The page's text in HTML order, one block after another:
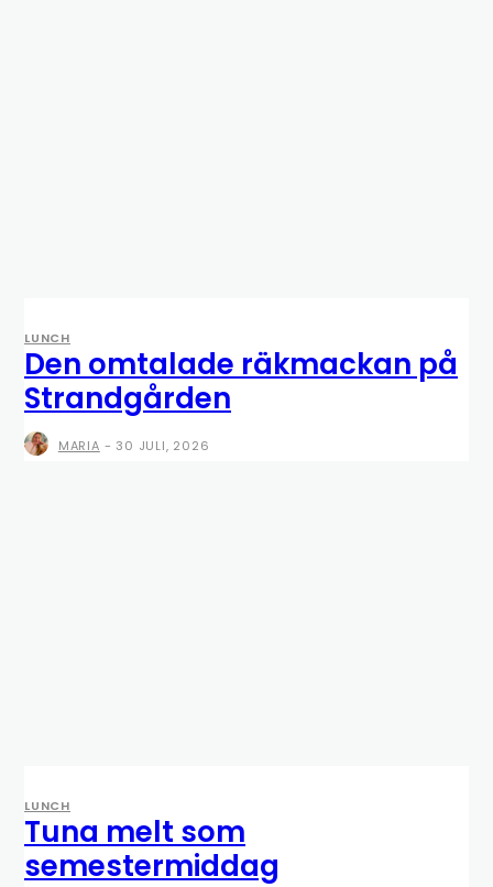
LUNCH
Den omtalade räkmackan på
Strandgården
MARIA - 30 JULI, 2026
LUNCH
Tuna melt som
semestermiddag